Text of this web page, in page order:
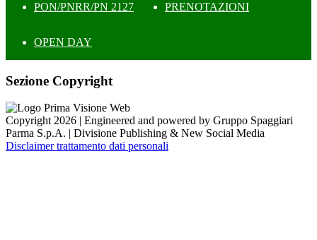
PON/PNRR/PN 2127 PRENOTAZIONI
OPEN DAY
Sezione Copyright
Copyright 2026 | Engineered and powered by Gruppo Spaggiari
Parma S.p.A. | Divisione Publishing & New Social Media
Disclaimer trattamento dati personali